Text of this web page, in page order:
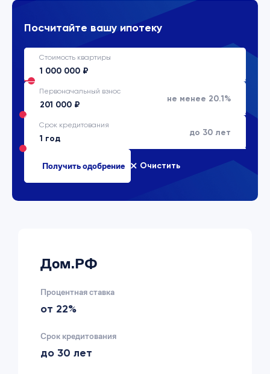
Посчитайте вашу ипотеку
Стоимость квартиры
Первоначальный взнос
не менее 20.1%
Срок кредитования
до 30 лет
Очистить
Дом.РФ
Процентная ставка
от 22%
Срок кредитования
до 30 лет